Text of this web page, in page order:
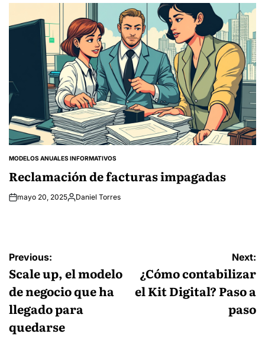
POSTED
MODELOS ANUALES INFORMATIVOS
Reclamación de facturas impagadas
mayo 20, 2025Posted
Daniel Torres
Navegación
de
entradas
Previous:
Scale up, el modelo
de negocio que ha
llegado para
quedarse
Next:
¿Cómo contabilizar
el Kit Digital? Paso a
paso